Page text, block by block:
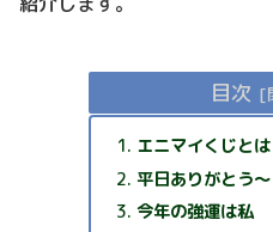
目次
エニマイくじとは
平日ありがとう～
今年の強運は私